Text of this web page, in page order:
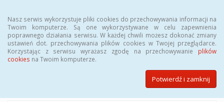
Nasz serwis wykorzystuje pliki cookies do przechowywania informacji na
Twoim komputerze. Są one wykorzystywane w celu zapewnienia
poprawnego działania serwisu. W każdej chwili możesz dokonać zmiany
ustawień dot. przechowywania plików cookies w Twojej przeglądarce.
Korzystając z serwisu wyrażasz zgodę na przechowywanie plików
cookies na Twoim komputerze.
Potwierdź i zamknij
BIULETYN INFORMACJI PUBLICZNEJ
Urzędu Miasta Opola